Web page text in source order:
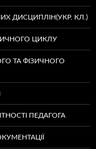
ДИСЦИПЛІН(УКР. КЛ.)
ЦИКЛУ
ТА ФІЗИЧНОГО
ПЕДАГОГА